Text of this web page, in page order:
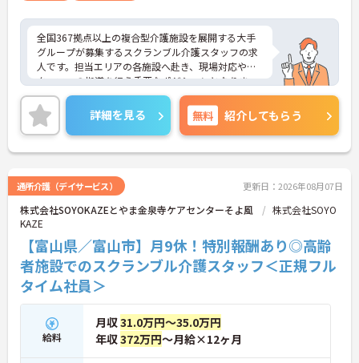
いモチベーションを維持しながらやりがいを持って
働けます。
【個性を活かしながら、自分らしいスタイルで働け
ます】
・髪色やネイル、ヒゲなどが原則自由となってお
り、ご自身の価値観や清潔感を大切にしながら自分
らしく働ける環境です。
全国367拠点以上の複合型介護施設を展開する大手
グループが募集するスクランブル介護スタッフの求
人です。担当エリアの各施設へ赴き、現場対応やス
タッフへの指導を行う重要なポジションとなりま
す。賞与とは別に特別報酬の支給実績や各種手当が
充実しており、これまでのご経験を活かしてしっか
りとした収入を得られる環境です。また、有給休暇
とは別に年間17日間のリフレッシュ休暇が付与され
プライベートの時間を大切にしながら心身ともに余
となっており、自分らしいスタイルを維持できる点
も魅力です。在宅系から入居系まで幅広いサービス
に携わることで介護の専門性をさらに高められ、将
来的にはマネジメント層へのキャリアアップも目指
せるため、安定した基盤のもとで長期的な成長が期
待できます。
★おすすめPOINT★
【複数施設を巡回する独自体制で、幅広いスキルと
高い収入を獲得できます】
・各施設での現場対応や指導を担うため、多様な環
境で専門性を高められます
・高水準の特別報酬やスクランブル手当などが支給
詳細を見る 無料 紹介してもらう
通所介護（デイサービス） 更新日：2026年08月07日
株式会社SOYOKAZEとやま金泉寺ケアセンターそよ風
株式会社SOYO
KAZE
【富山県／富山市】月9休！特別報酬あり◎高齢
者施設でのスクランブル介護スタッフ＜正規フル
タイム社員＞
給料
月収31.0万円～35.0万円
年収372万円～月給×12ヶ月